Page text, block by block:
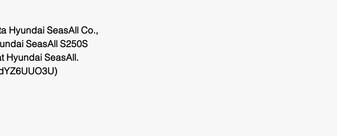
Hyundai SeasAll Co.,
SeasAll S250S
Hyundai SeasAll.